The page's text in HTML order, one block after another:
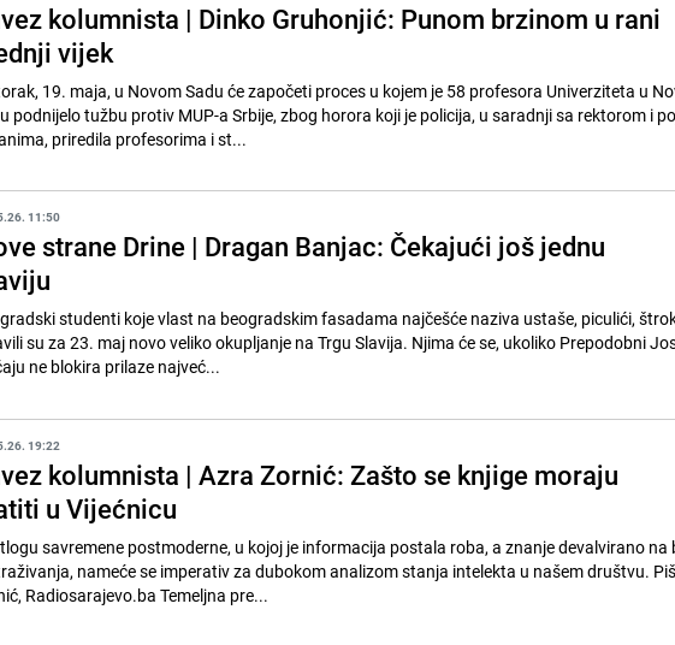
kolumnista | Dinko Gruhonjić: Punom brzinom u rani
vijek
19. maja, u Novom Sadu će započeti proces u kojem je 58 profesora Univerziteta u
podnijelo tužbu protiv MUP-a Srbije, zbog horora koji je policija, u saradnji sa rektorom i
priredila profesorima i st...
11:50
strane Drine | Dragan Banjac: Čekajući još jednu
studenti koje vlast na beogradskim fasadama najčešće naziva ustaše, piculići,
su za 23. maj novo veliko okupljanje na Trgu Slavija. Njima će se, ukoliko Prepodobni
ne blokira prilaze najveć...
19:22
kolumnista | Azra Zornić: Zašto se knjige moraju
u Vijećnicu
savremene postmoderne, u kojoj je informacija postala roba, a znanje devalvirano na
nameće se imperativ za dubokom analizom stanja intelekta u našem društvu.
Radiosarajevo.ba Temeljna pre...